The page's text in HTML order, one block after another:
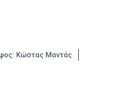
Κώστας Μαντάς